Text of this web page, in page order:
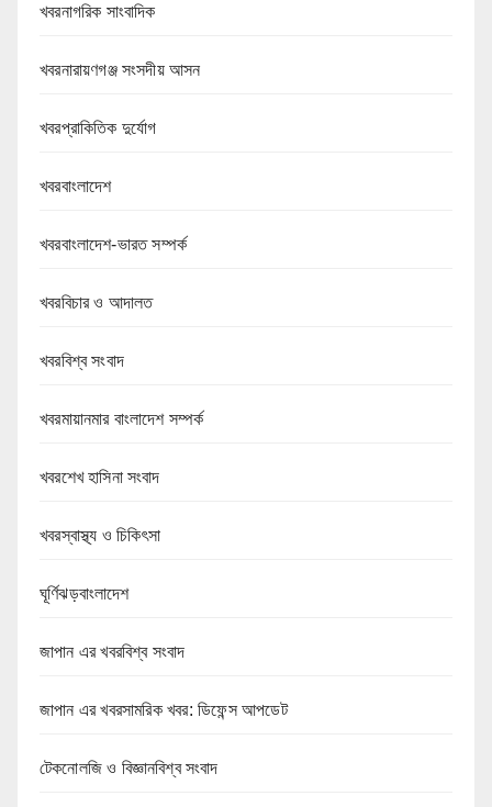
খবরনাগরিক সাংবাদিক
খবরনারায়ণগঞ্জ সংসদীয় আসন
খবরপ্রাকিতিক দুর্যোগ
খবরবাংলাদেশ
খবরবাংলাদেশ-ভারত সম্পর্ক
খবরবিচার ও আদালত
খবরবিশ্ব সংবাদ
খবরমায়ানমার বাংলাদেশ সম্পর্ক
খবরশেখ হাসিনা সংবাদ
খবরস্বাস্থ্য ও চিকিৎসা
ঘূর্ণিঝড়বাংলাদেশ
জাপান এর খবরবিশ্ব সংবাদ
জাপান এর খবরসামরিক খবর: ডিফেন্স আপডেট
টেকনোলজি ও বিজ্ঞানবিশ্ব সংবাদ